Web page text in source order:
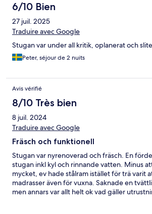
6/10 Bien
27 juil. 2025
Traduire avec Google
Stugan var under all kritik, oplanerat och
Peter, séjour de 2 nuits
Avis vérifié
8/10 Très bien
8 juil. 2024
Traduire avec Google
Fräsch och funktionell
Stugan var nyrenoverad och fräsch. En
stugan inkl kyl och rinnande vatten. Minus
mycket, ev hade stålram istället för trä varit
madrasser även för vuxna. Saknade en
men annars var allt helt ok vad gäller